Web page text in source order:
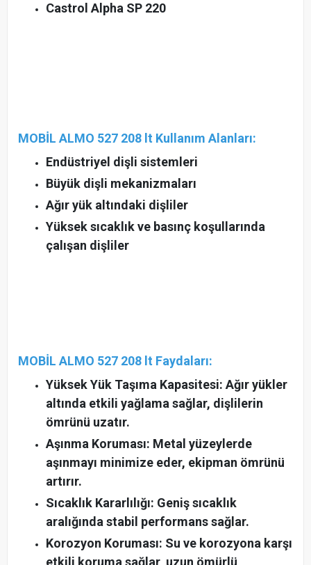
Castrol Alpha SP 220
MOBİL ALMO 527 208 lt Kullanım Alanları:
Endüstriyel dişli sistemleri
Büyük dişli mekanizmaları
Ağır yük altındaki dişliler
Yüksek sıcaklık ve basınç koşullarında
çalışan dişliler
MOBİL ALMO 527 208 lt Faydaları:
Yüksek Yük Taşıma Kapasitesi: Ağır yükler
altında etkili yağlama sağlar, dişlilerin
ömrünü uzatır.
Aşınma Koruması: Metal yüzeylerde
aşınmayı minimize eder, ekipman ömrünü
artırır.
Sıcaklık Kararlılığı: Geniş sıcaklık
aralığında stabil performans sağlar.
Korozyon Koruması: Su ve korozyona karşı